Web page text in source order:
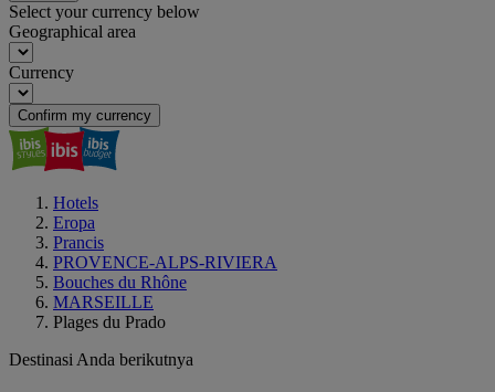
Select your currency below
Geographical area
Currency
Confirm my currency
Hotels
Eropa
Prancis
PROVENCE-ALPS-RIVIERA
Bouches du Rhône
MARSEILLE
Plages du Prado
Destinasi Anda berikutnya